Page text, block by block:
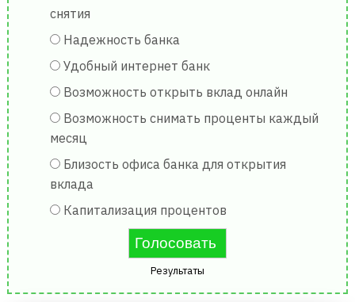
снятия
Надежность банка
Удобный интернет банк
Возможность открыть вклад онлайн
Возможность снимать проценты каждый
месяц
Близость офиса банка для открытия
вклада
Капитализация процентов
Результаты